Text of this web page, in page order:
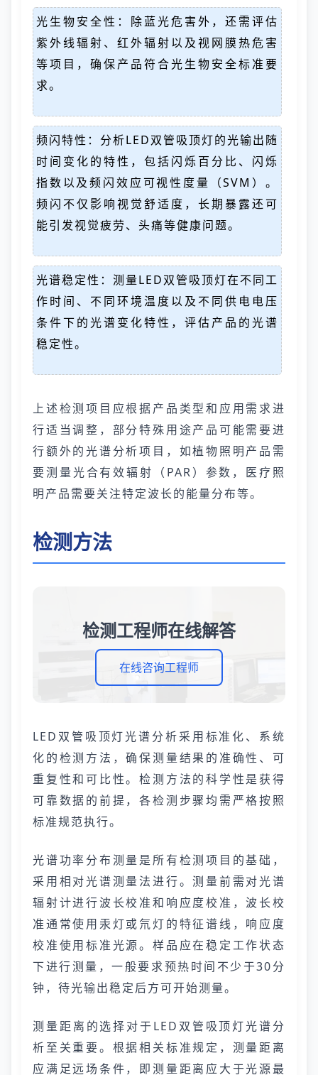
光生物安全性：除蓝光危害外，还需评估
紫外线辐射、红外辐射以及视网膜热危害
等项目，确保产品符合光生物安全标准要
求。
频闪特性：分析LED双管吸顶灯的光输出随
时间变化的特性，包括闪烁百分比、闪烁
指数以及频闪效应可视性度量（SVM）。
频闪不仅影响视觉舒适度，长期暴露还可
能引发视觉疲劳、头痛等健康问题。
光谱稳定性：测量LED双管吸顶灯在不同工
作时间、不同环境温度以及不同供电电压
条件下的光谱变化特性，评估产品的光谱
稳定性。
上述检测项目应根据产品类型和应用需求进
行适当调整，部分特殊用途产品可能需要进
行额外的光谱分析项目，如植物照明产品需
要测量光合有效辐射（PAR）参数，医疗照
明产品需要关注特定波长的能量分布等。
检测方法
检测工程师在线解答
在线咨询工程师
LED双管吸顶灯光谱分析采用标准化、系统
化的检测方法，确保测量结果的准确性、可
重复性和可比性。检测方法的科学性是获得
可靠数据的前提，各检测步骤均需严格按照
标准规范执行。
光谱功率分布测量是所有检测项目的基础，
采用相对光谱测量法进行。测量前需对光谱
辐射计进行波长校准和响应度校准，波长校
准通常使用汞灯或氘灯的特征谱线，响应度
校准使用标准光源。样品应在稳定工作状态
下进行测量，一般要求预热时间不少于30分
钟，待光输出稳定后方可开始测量。
测量距离的选择对于LED双管吸顶灯光谱分
析至关重要。根据相关标准规定，测量距离
应满足远场条件，即测量距离应大于光源最